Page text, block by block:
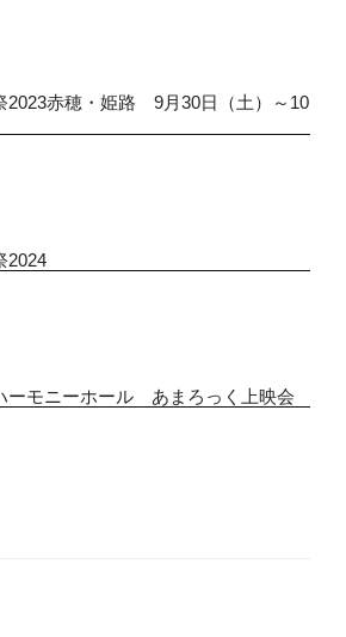
2023赤穂・姫路 9月30日（土）～10
2024
ーモニーホール あまろっく上映会